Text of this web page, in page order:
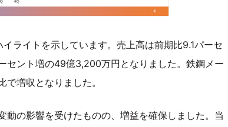
ライトを示しています。売上高は前期比9.1パーセ
セント増の49億3,200万円となりました。鉄鋼メー
増収となりました。
動の影響を受けたものの、増益を確保しました。当